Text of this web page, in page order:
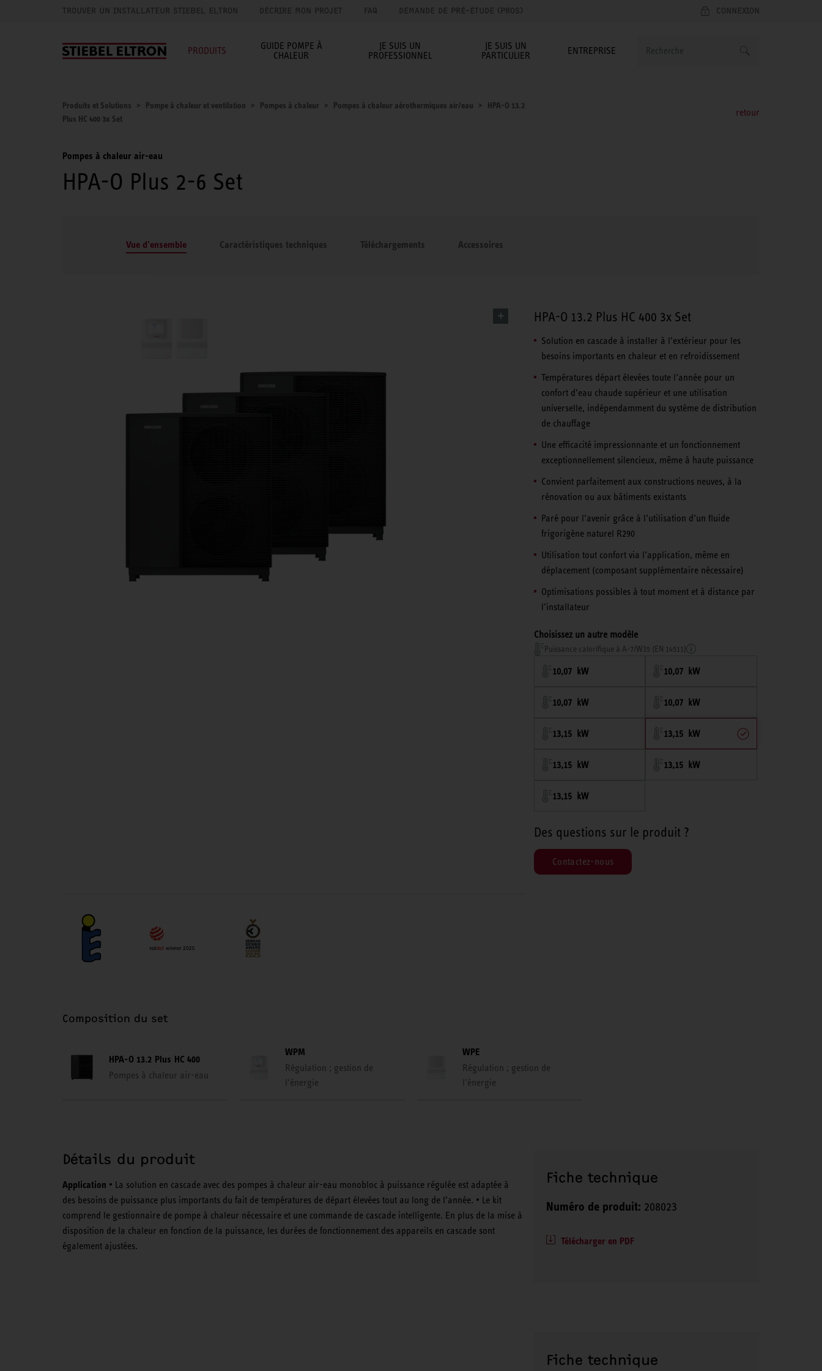
TROUVER UN INSTALLATEUR STIEBEL ELTRON DÉCRIRE MON PROJET FAQ DEMANDE DE PRÉ-ÉTUDE (PROS) CONNEXION
PRODUITS
GUIDE POMPE À
CHALEUR
JE SUIS UN
PROFESSIONNEL
JE SUIS UN
PARTICULIER
ENTREPRISE
Produits et Solutions Pompe à chaleur et ventilation Pompes à chaleur Pompes à chaleur aérothermiques air/eau
HPA-O 13.2
Plus HC 400 3x Set
retour
Pompes à chaleur air-eau
HPA-O Plus 2-6 Set
Vue d'ensemble Caractéristiques techniques Téléchargements Accessoires
HPA-O 13.2 Plus HC 400 3x Set
Solution en cascade à installer à l’extérieur pour les
besoins importants en chaleur et en refroidissement
Températures départ élevées toute l’année pour un
confort d’eau chaude supérieur et une utilisation
universelle, indépendamment du système de distribution
de chauffage
Une efficacité impressionnante et un fonctionnement
exceptionnellement silencieux, même à haute puissance
Convient parfaitement aux constructions neuves, à la
rénovation ou aux bâtiments existants
Paré pour l’avenir grâce à l’utilisation d’un fluide
frigorigène naturel R290
Utilisation tout confort via l’application, même en
déplacement (composant supplémentaire nécessaire)
Optimisations possibles à tout moment et à distance par
l’installateur
Choisissez un autre modèle
Puissance calorifique à A-7/W35 (EN 14511)
10,07 kW 10,07 kW
10,07 kW 10,07 kW
13,15 kW 13,15 kW
13,15 kW 13,15 kW
13,15 kW
Des questions sur le produit ?
Contactez-nous
Composition du set
HPA-O 13.2 Plus HC 400
Pompes à chaleur air-eau
WPM
Régulation ; gestion de
l’énergie
WPE
Régulation ; gestion de
l’énergie
Détails du produit
Application • La solution en cascade avec des pompes à chaleur air-eau monobloc à puissance régulée est adaptée à
des besoins de puissance plus importants du fait de températures de départ élevées tout au long de l’année. • Le kit
comprend le gestionnaire de pompe à chaleur nécessaire et une commande de cascade intelligente. En plus de la mise à
disposition de la chaleur en fonction de la puissance, les durées de fonctionnement des appareils en cascade sont
également ajustées.
Fiche technique
Numéro de produit: 208023
Télécharger en PDF
Fiche technique